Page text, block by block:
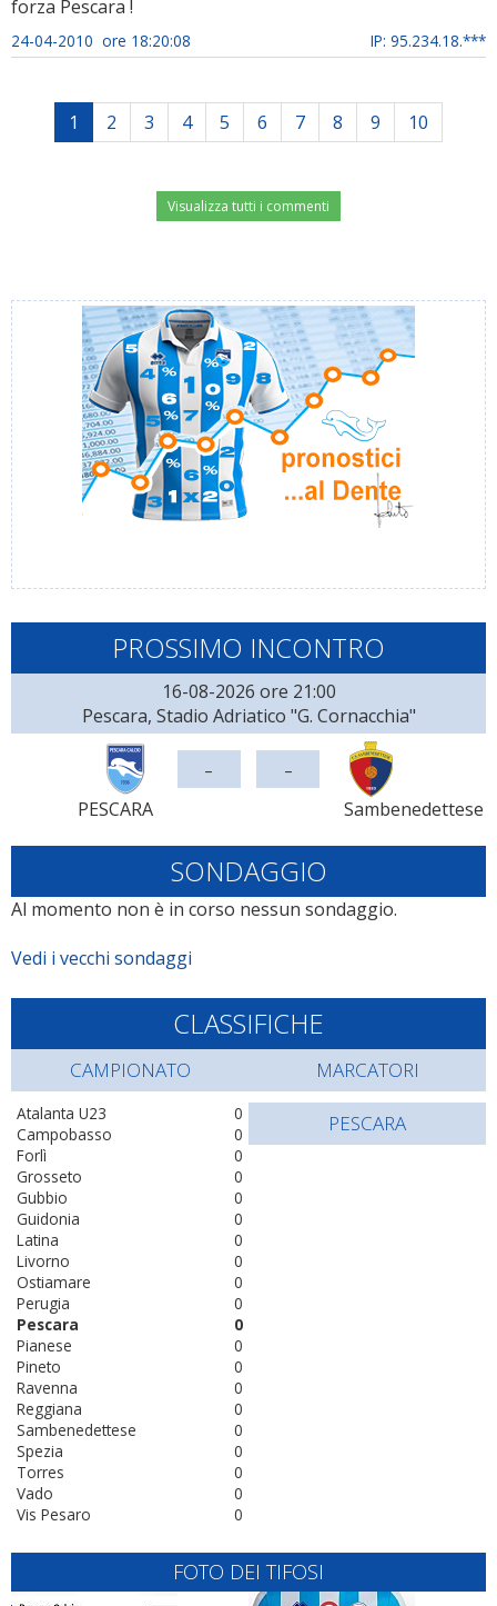
forza Pescara !
24-04-2010 ore 18:20:08 IP: 95.234.18.***
1 2 3 4 5 6 7 8 9 10
Visualizza tutti i commenti
PROSSIMO INCONTRO
16-08-2026 ore 21:00
Pescara, Stadio Adriatico "G. Cornacchia"
PESCARA
- -
Sambenedettese
SONDAGGIO
Al momento non è in corso nessun sondaggio.
Vedi i vecchi sondaggi
CLASSIFICHE
CAMPIONATO
0
Atalanta U23
0
Campobasso
0
Forlì
0
Grosseto
0
Gubbio
0
Guidonia
0
Latina
0
Livorno
0
Ostiamare
0
Perugia
0
Pescara
0
Pianese
0
Pineto
0
Ravenna
0
Reggiana
0
Sambenedettese
0
Spezia
0
Torres
0
Vado
0
Vis Pesaro
MARCATORI
PESCARA
FOTO DEI TIFOSI